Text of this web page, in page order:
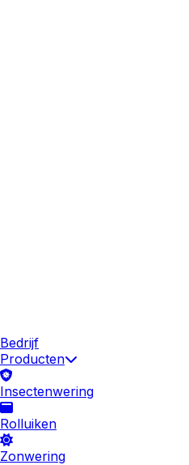
Bedrijf
Producten
Insectenwering
Rolluiken
Zonwering